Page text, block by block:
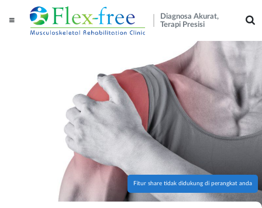
Diagnosa Akurat,
Terapi Presisi
Fitur share tidak didukung di perangkat anda